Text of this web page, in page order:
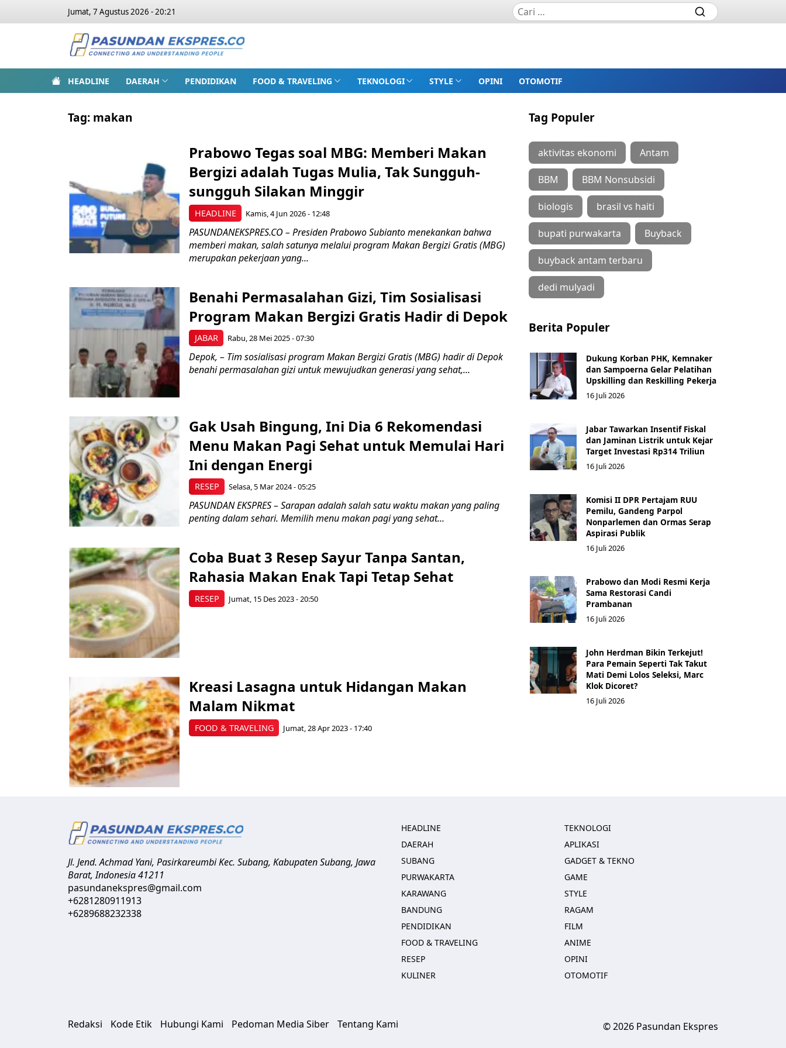
Jumat, 7 Agustus 2026 - 20:21
HEADLINE DAERAH PENDIDIKAN FOOD & TRAVELING TEKNOLOGI STYLE OPINI OTOMOTIF
Tag: makan
HEADLINE
Prabowo Tegas soal MBG: Memberi Makan
Bergizi adalah Tugas Mulia, Tak Sungguh-
sungguh Silakan Minggir
Kamis, 4 Jun 2026 - 12:48
PASUNDANEKSPRES.CO – Presiden Prabowo Subianto menekankan bahwa
memberi makan, salah satunya melalui program Makan Bergizi Gratis (MBG)
merupakan pekerjaan yang...
JABAR
Benahi Permasalahan Gizi, Tim Sosialisasi
Program Makan Bergizi Gratis Hadir di Depok
Rabu, 28 Mei 2025 - 07:30
Depok, – Tim sosialisasi program Makan Bergizi Gratis (MBG) hadir di Depok
benahi permasalahan gizi untuk mewujudkan generasi yang sehat,...
RESEP
Gak Usah Bingung, Ini Dia 6 Rekomendasi
Menu Makan Pagi Sehat untuk Memulai Hari
Ini dengan Energi
Selasa, 5 Mar 2024 - 05:25
PASUNDAN EKSPRES – Sarapan adalah salah satu waktu makan yang paling
penting dalam sehari. Memilih menu makan pagi yang sehat...
RESEP
Coba Buat 3 Resep Sayur Tanpa Santan,
Rahasia Makan Enak Tapi Tetap Sehat
Jumat, 15 Des 2023 - 20:50
FOOD & TRAVELING
Kreasi Lasagna untuk Hidangan Makan
Malam Nikmat
Jumat, 28 Apr 2023 - 17:40
Tag Populer
aktivitas ekonomi Antam
BBM BBM Nonsubsidi
biologis brasil vs haiti
bupati purwakarta Buyback
buyback antam terbaru
dedi mulyadi
Berita Populer
Dukung Korban PHK, Kemnaker
dan Sampoerna Gelar Pelatihan
Upskilling dan Reskilling Pekerja
16 Juli 2026
Jabar Tawarkan Insentif Fiskal
dan Jaminan Listrik untuk Kejar
Target Investasi Rp314 Triliun
16 Juli 2026
Komisi II DPR Pertajam RUU
Pemilu, Gandeng Parpol
Nonparlemen dan Ormas Serap
Aspirasi Publik
16 Juli 2026
Prabowo dan Modi Resmi Kerja
Sama Restorasi Candi
Prambanan
16 Juli 2026
John Herdman Bikin Terkejut!
Para Pemain Seperti Tak Takut
Mati Demi Lolos Seleksi, Marc
Klok Dicoret?
16 Juli 2026
Jl. Jend. Achmad Yani, PasirkareumbiKec. Subang, Kabupaten Subang, Jawa
Barat,Indonesia41211
pasundanekspres@gmail.com
+6281280911913
+6289688232338
HEADLINE
DAERAH
SUBANG
PURWAKARTA
KARAWANG
BANDUNG
PENDIDIKAN
FOOD & TRAVELING
RESEP
KULINER
TEKNOLOGI
APLIKASI
GADGET & TEKNO
GAME
STYLE
RAGAM
FILM
ANIME
OPINI
OTOMOTIF
Redaksi Kode Etik Hubungi Kami Pedoman Media Siber Tentang Kami © 2026 Pasundan Ekspres